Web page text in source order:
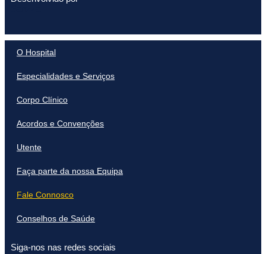
O Hospital
Especialidades e Serviços
Corpo Clínico
Acordos e Convenções
Utente
Faça parte da nossa Equipa
Fale Connosco
Conselhos de Saúde
Siga-nos nas redes sociais